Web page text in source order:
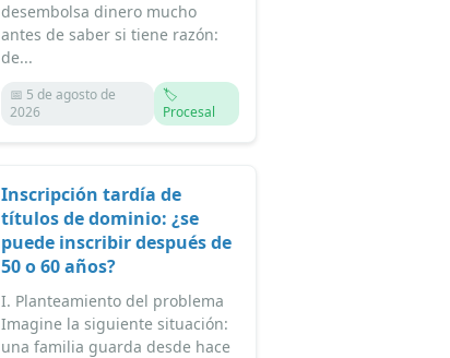
desembolsa dinero mucho
antes de saber si tiene razón:
de...
📅 5 de agosto de
2026
🏷️
Procesal
Inscripción tardía de
títulos de dominio: ¿se
puede inscribir después de
50 o 60 años?
I. Planteamiento del problema
Imagine la siguiente situación:
una familia guarda desde hace